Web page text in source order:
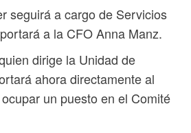
seguirá a cargo de Servicios
a la CFO Anna Manz.
dirige la Unidad de
ahora directamente al
un puesto en el Comité